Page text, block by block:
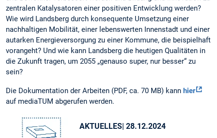
zentralen Katalysatoren einer positiven Entwicklung werden?
Wie wird Landsberg durch konsequente Umsetzung einer
nachhaltigen Mobilität, einer lebenswerten Innenstadt und einer
autarken Energieversorgung zu einer Kommune, die beispielhaft
vorangeht? Und wie kann Landsberg die heutigen Qualitäten in
die Zukunft tragen, um 2055 „genauso super, nur besser“ zu
sein?
Die Dokumentation der Arbeiten (PDF, ca. 70 MB) kann hier
auf mediaTUM abgerufen werden.
AKTUELLES | 28.12.2024